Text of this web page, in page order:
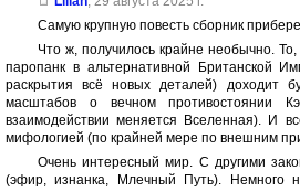
Самую крупную повесть сборник
Что ж, получилось крайне необычно.
паропанк в альтернативной Британской
раскрытия всё новых деталей) доходит
масштабов о вечном противостоянии
взаимодействии меняется Вселенная). И
мифологией (по крайней мере по внешним
Очень интересный мир. С другими
(эфир, изнанка, Млечный Путь). Немного